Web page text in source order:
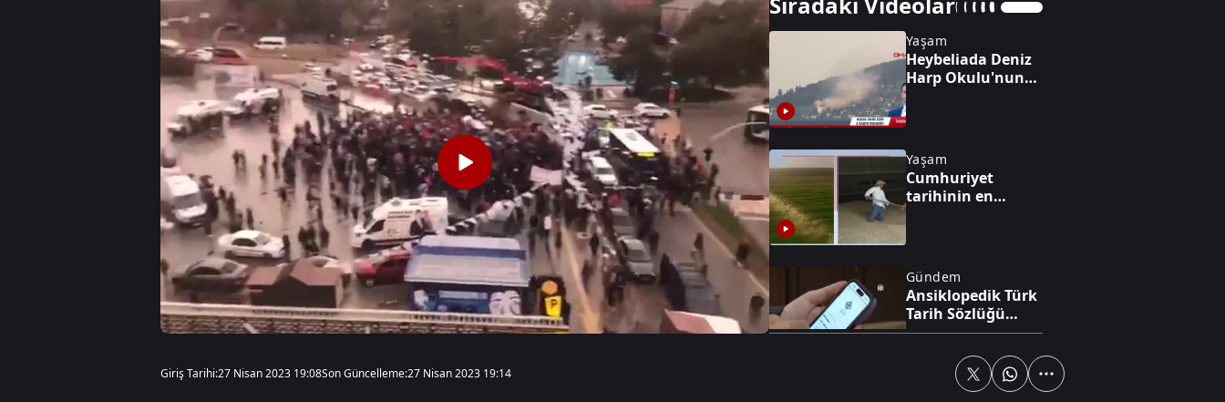
Yaşam
Heybeliada Deniz
Harp Okulu'nun
Yaşam
Cumhuriyet
tarihinin en
Gündem
Ansiklopedik Türk
Tarih Sözlüğü
yayında
Giriş Tarihi:27 Nisan 2023 19:08Son Güncelleme:27 Nisan 2023 19:14